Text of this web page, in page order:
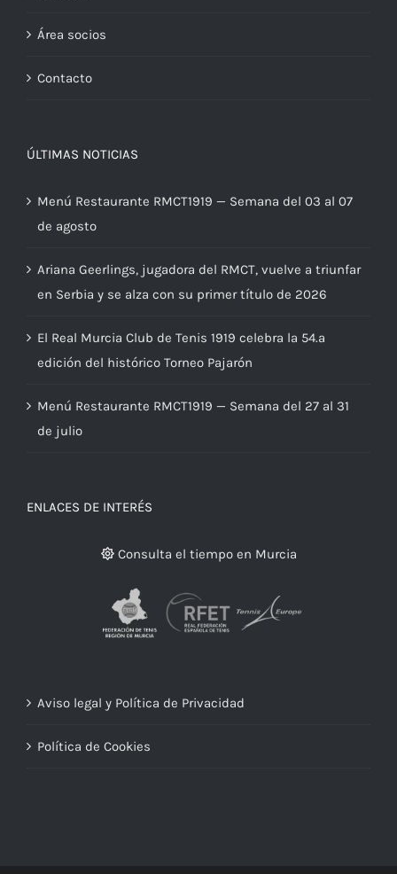
Área socios
Contacto
ÚLTIMAS NOTICIAS
Menú Restaurante RMCT1919 — Semana del 03 al 07
de agosto
Ariana Geerlings, jugadora del RMCT, vuelve a triunfar
en Serbia y se alza con su primer título de 2026
El Real Murcia Club de Tenis 1919 celebra la 54.ª
edición del histórico Torneo Pajarón
Menú Restaurante RMCT1919 — Semana del 27 al 31
de julio
ENLACES DE INTERÉS
Consulta el tiempo en Murcia
Aviso legal y Política de Privacidad
Política de Cookies